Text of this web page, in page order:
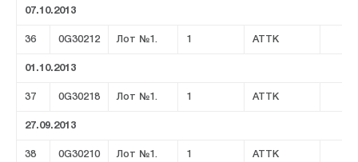
07.10.2013
36 0G30212 Лот №1. 1 ATTK
01.10.2013
37 0G30218 Лот №1. 1 ATTK
27.09.2013
38 0G30210 Лот №1. 1 ATTK